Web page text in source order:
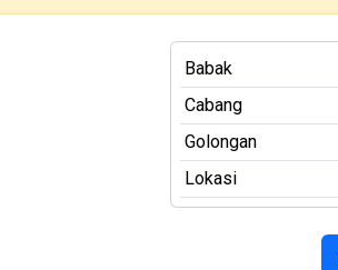
Babak
Cabang
Golongan
Lokasi